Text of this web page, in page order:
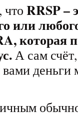
что RRSP –
или
которая
А сам
деньги